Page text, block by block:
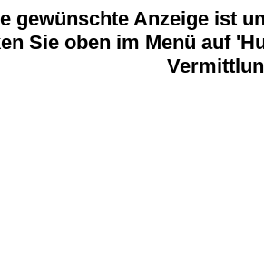
gewünschte Anzeige ist
Sie oben im Menü auf